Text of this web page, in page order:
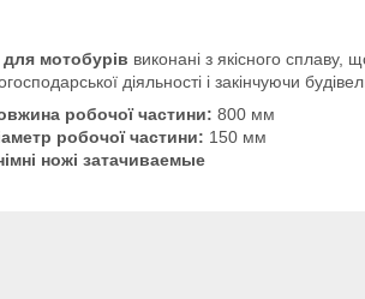
мотобурів виконані з якісного сплаву,
діяльності і закінчуючи
робочої частини: 800 мм
робочої частини: 150 мм
ножі затачиваемые